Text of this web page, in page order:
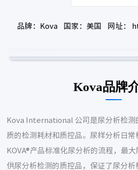
品牌：Kova 国家：美国 网址：
Kova品牌
Kova International 公司是尿分析检测
质的检测耗材和质控品。尿样分析日常
KOVA®产品标准化尿分析的流程，最
供尿分析检测的质控品，保证了尿分析